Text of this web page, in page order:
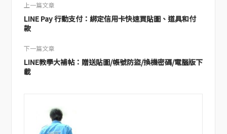
上一篇文章
LINE Pay 行動支付：綁定信用卡快速買貼圖、道具和付
款
下一篇文章
LINE教學大補帖：贈送貼圖/帳號防盜/換機密碼/電腦版下
載